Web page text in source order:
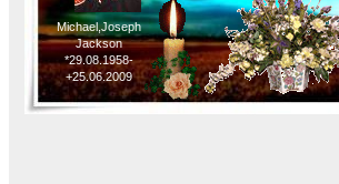
Michael,Joseph
Jackson
*29.08.1958-
+25.06.2009